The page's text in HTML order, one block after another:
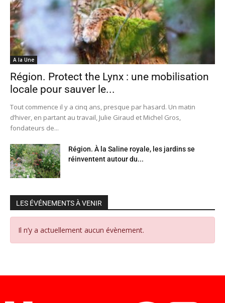
A la Une
Région. Protect the Lynx : une mobilisation
locale pour sauver le...
Tout commence il y a cinq ans, presque par hasard. Un matin
d’hiver, en partant au travail, Julie Giraud et Michel Gros,
fondateurs de...
Région. À la Saline royale, les jardins se
réinventent autour du...
LES ÉVÉNEMENTS À VENIR
Il n’y a actuellement aucun évènement.